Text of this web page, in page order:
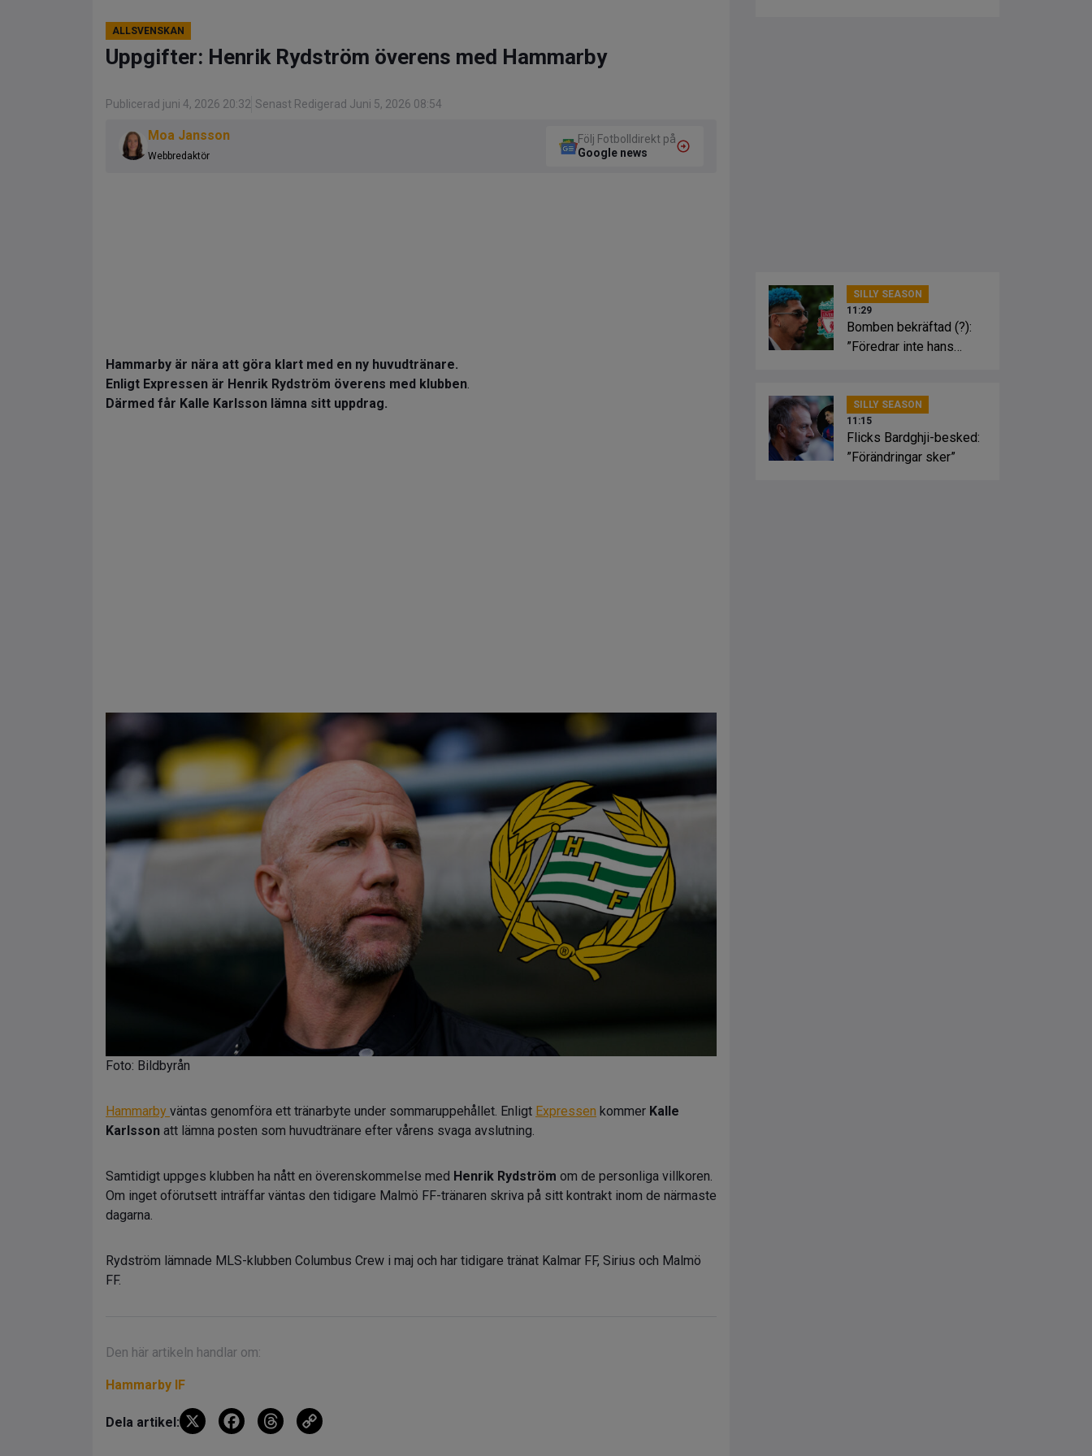
ALLSVENSKAN
Uppgifter: Henrik Rydström överens med Hammarby
Publicerad juni 4, 2026 20:32 Senast Redigerad Juni 5, 2026 08:54
Moa Jansson
Webbredaktör
Följ Fotbolldirekt på
Google news
Hammarby är nära att göra klart med en ny huvudtränare.
Enligt Expressen är Henrik Rydström överens med klubben.
Därmed får Kalle Karlsson lämna sitt uppdrag.
Foto: Bildbyrån
Hammarby väntas genomföra ett tränarbyte under sommaruppehållet. Enligt Expressen kommer Kalle
Karlsson att lämna posten som huvudtränare efter vårens svaga avslutning.
Samtidigt uppges klubben ha nått en överenskommelse med Henrik Rydström om de personliga villkoren.
Om inget oförutsett inträffar väntas den tidigare Malmö FF-tränaren skriva på sitt kontrakt inom de närmaste
dagarna.
Rydström lämnade MLS-klubben Columbus Crew i maj och har tidigare tränat Kalmar FF, Sirius och Malmö
FF.
Den här artikeln handlar om:
Hammarby IF
Dela artikel: X
F
T
SILLY SEASON
11:29
Bomben bekräftad (?):
”Föredrar inte hans
SILLY SEASON
11:15
Flicks Bardghji-besked:
”Förändringar sker”